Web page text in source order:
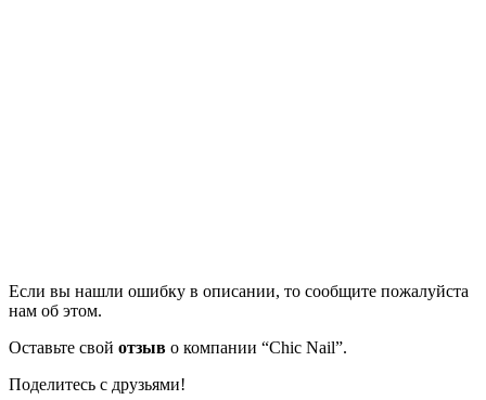
Если вы нашли ошибку в описании, то сообщите пожалуйста
нам об этом.
Оставьте свой отзыв о компании “Chic Nail”.
Поделитесь с друзьями!